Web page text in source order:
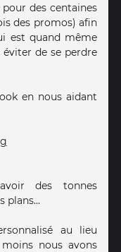
des centaines
des promos) afin
est quand même
de se perdre
en nous aidant
des tonnes
plans...
au lieu
nous avons